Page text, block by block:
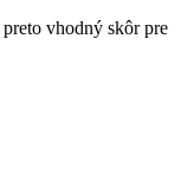
vhodný skôr pre